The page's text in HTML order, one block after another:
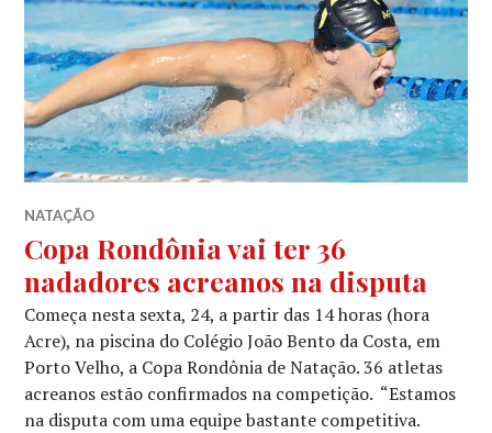
NATAÇÃO
Copa Rondônia vai ter 36
nadadores acreanos na disputa
Começa nesta sexta, 24, a partir das 14 horas (hora
Acre), na piscina do Colégio João Bento da Costa, em
Porto Velho, a Copa Rondônia de Natação. 36 atletas
acreanos estão confirmados na competição. “Estamos
na disputa com uma equipe bastante competitiva.